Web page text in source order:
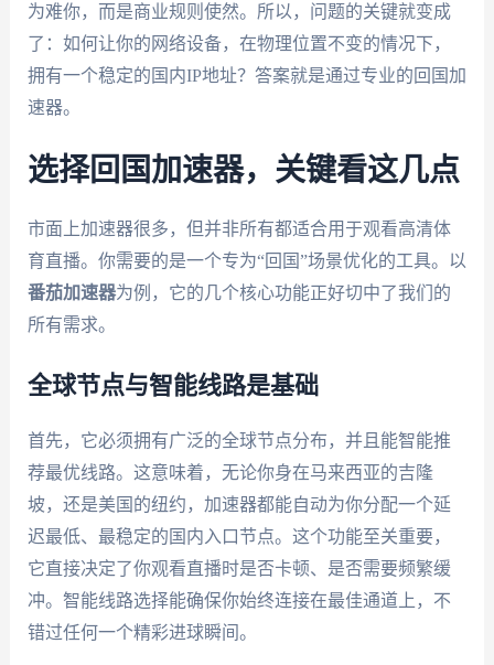
为难你，而是商业规则使然。所以，问题的关键就变成
了：如何让你的网络设备，在物理位置不变的情况下，
拥有一个稳定的国内IP地址？答案就是通过专业的回国加
速器。
选择回国加速器，关键看这几点
市面上加速器很多，但并非所有都适合用于观看高清体
育直播。你需要的是一个专为“回国”场景优化的工具。以
番茄加速器为例，它的几个核心功能正好切中了我们的
所有需求。
全球节点与智能线路是基础
首先，它必须拥有广泛的全球节点分布，并且能智能推
荐最优线路。这意味着，无论你身在马来西亚的吉隆
坡，还是美国的纽约，加速器都能自动为你分配一个延
迟最低、最稳定的国内入口节点。这个功能至关重要，
它直接决定了你观看直播时是否卡顿、是否需要频繁缓
冲。智能线路选择能确保你始终连接在最佳通道上，不
错过任何一个精彩进球瞬间。